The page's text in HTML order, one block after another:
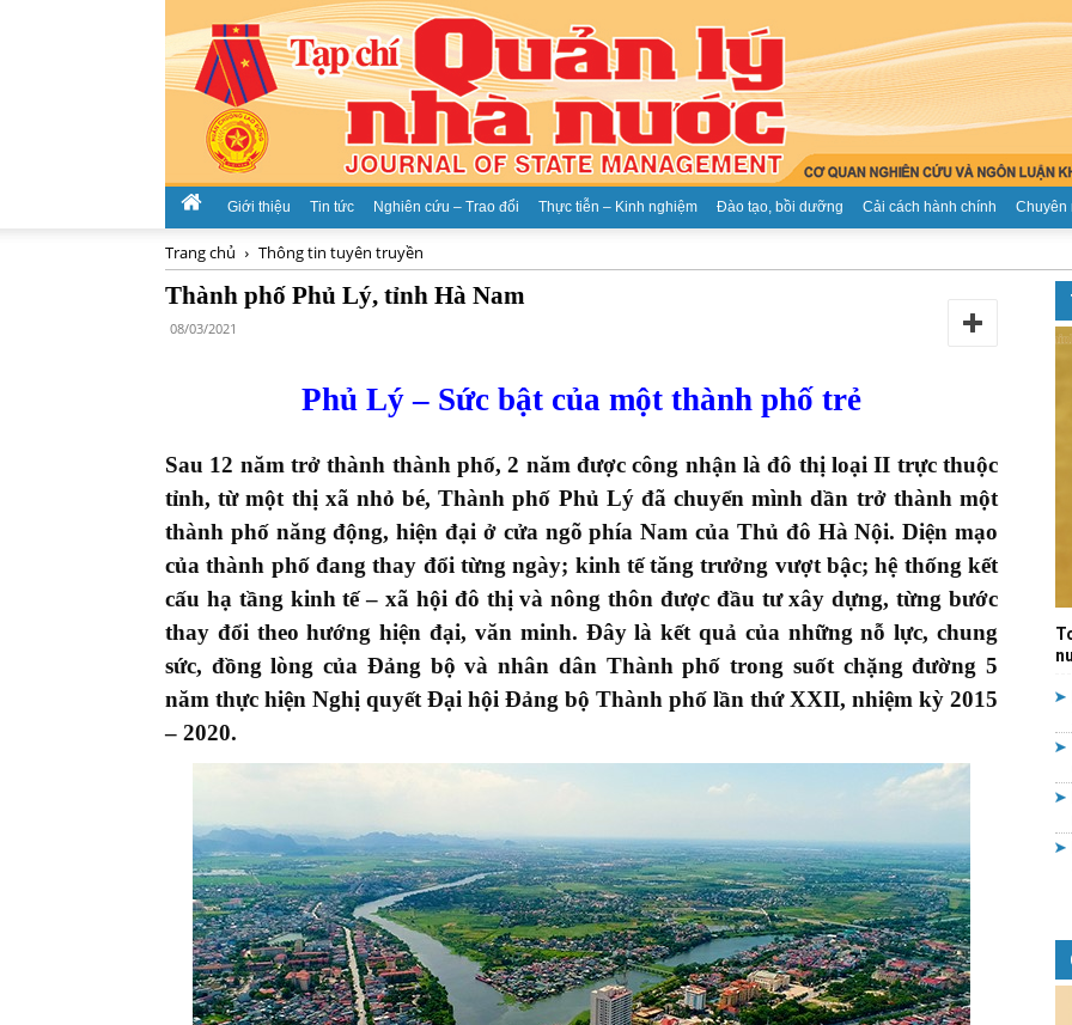
Quản
nhà
Giới thiệu Tin tức Nghiên cứu – Trao đổi Thực tiễn – Kinh nghiệm Đào tạo, bồi dưỡng Cải cách hành chính Chuyên
Trang chủ Thông tin tuyên truyền
Thành phố Phủ Lý, tỉnh Hà Nam
08/03/2021
Phủ Lý – Sức bật của một thành phố trẻ
Sau 12 năm trở thành thành phố, 2 năm được công nhận là đô thị loại II trực thuộc
tỉnh, từ một thị xã nhỏ bé, Thành phố Phủ Lý đã chuyển mình dần trở thành một
thành phố năng động, hiện đại ở cửa ngõ phía Nam của Thủ đô Hà Nội. Diện mạo
của thành phố đang thay đổi từng ngày; kinh tế tăng trưởng vượt bậc; hệ thống kết
cấu hạ tầng kinh tế – xã hội đô thị và nông thôn được đầu tư xây dựng, từng bước
thay đổi theo hướng hiện đại, văn minh. Đây là kết quả của những nỗ lực, chung
sức, đồng lòng của Đảng bộ và nhân dân Thành phố trong suốt chặng đường 5
năm thực hiện Nghị quyết Đại hội Đảng bộ Thành phố lần thứ XXII, nhiệm kỳ 2015
– 2020.